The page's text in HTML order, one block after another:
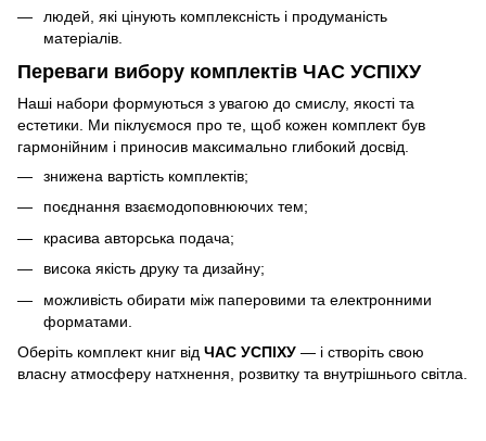
людей, які цінують комплексність і продуманість
матеріалів.
Переваги вибору комплектів ЧАС УСПІХУ
Наші набори формуються з увагою до смислу, якості та
естетики. Ми піклуємося про те, щоб кожен комплект був
гармонійним і приносив максимально глибокий досвід.
знижена вартість комплектів;
поєднання взаємодоповнюючих тем;
красива авторська подача;
висока якість друку та дизайну;
можливість обирати між паперовими та електронними
форматами.
Оберіть комплект книг від ЧАС УСПІХУ — і створіть свою
власну атмосферу натхнення, розвитку та внутрішнього світла.